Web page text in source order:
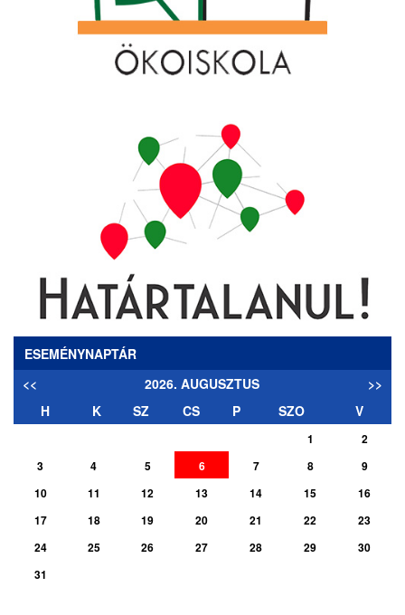
ESEMÉNYNAPTÁR
<<
2026. AUGUSZTUS
>>
H
K SZ CS P SZO V
1
2
3
4 5 6 7 8
9
10
11 12 13 14 15
16
17
18 19 20 21 22
23
24
25 26 27 28 29
30
31